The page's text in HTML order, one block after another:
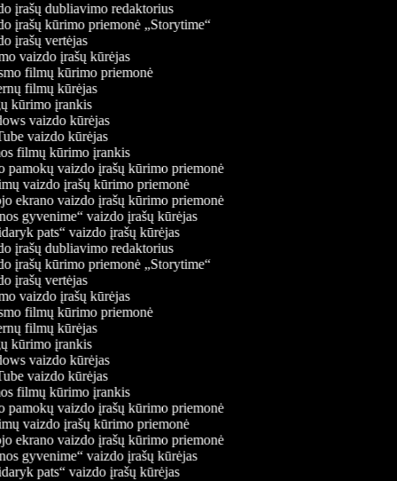
įrašų dubliavimo redaktorius
įrašų kūrimo priemonė „Storytime“
įrašų vertėjas
vaizdo įrašų kūrėjas
filmų kūrimo priemonė
filmų kūrėjas
kūrimo įrankis
vaizdo kūrėjas
vaizdo kūrėjas
filmų kūrimo įrankis
vaizdo įrašų kūrimo priemonė
vaizdo įrašų kūrimo priemonė
ekrano vaizdo įrašų kūrimo priemonė
gyvenime“ vaizdo įrašų kūrėjas
pats“ vaizdo įrašų kūrėjas
įrašų dubliavimo redaktorius
įrašų kūrimo priemonė „Storytime“
įrašų vertėjas
vaizdo įrašų kūrėjas
filmų kūrimo priemonė
filmų kūrėjas
kūrimo įrankis
vaizdo kūrėjas
vaizdo kūrėjas
filmų kūrimo įrankis
vaizdo įrašų kūrimo priemonė
vaizdo įrašų kūrimo priemonė
ekrano vaizdo įrašų kūrimo priemonė
gyvenime“ vaizdo įrašų kūrėjas
pats“ vaizdo įrašų kūrėjas